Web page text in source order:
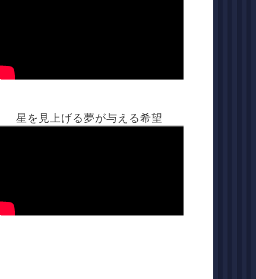
星を見上げる夢が与える希望